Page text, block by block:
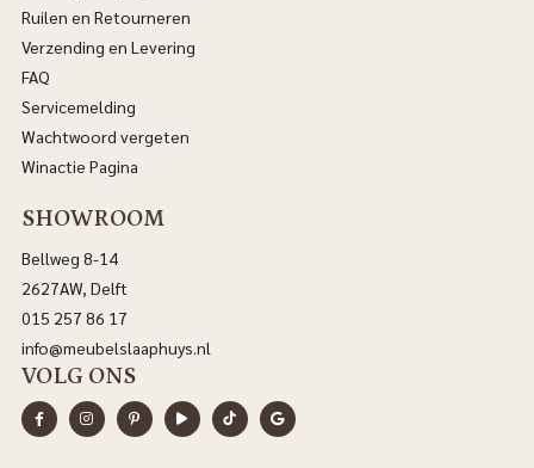
Ruilen en Retourneren
Verzending en Levering
FAQ
Servicemelding
Wachtwoord vergeten
Winactie Pagina
SHOWROOM
Bellweg 8-14
2627AW, Delft
015 257 86 17
info@meubelslaaphuys.nl
VOLG ONS